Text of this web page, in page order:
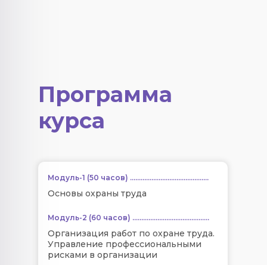
Программа
курса
Модуль-1 (50 часов) ............................................
Основы охраны труда
Модуль-2 (60 часов) ...........................................
Организация работ по охране труда.
Управление профессиональными
рисками в организации